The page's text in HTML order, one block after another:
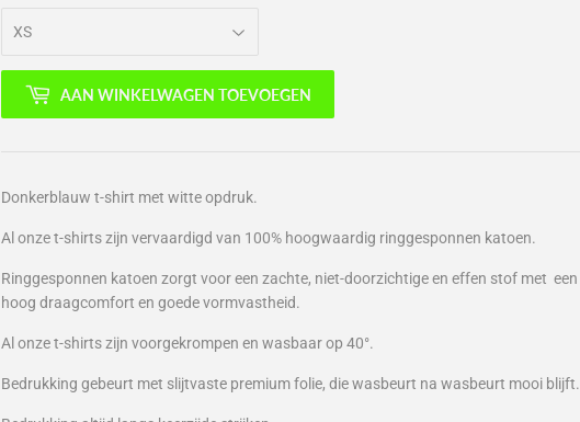
AAN WINKELWAGEN TOEVOEGEN
Donkerblauw t-shirt met witte opdruk.
Al onze t-shirts zijn vervaardigd van 100% hoogwaardig ringgesponnen katoen.
Ringgesponnen katoen zorgt voor een zachte, niet-doorzichtige en effen stof met een
hoog draagcomfort en goede vormvastheid.
Al onze t-shirts zijn voorgekrompen en wasbaar op 40°.
Bedrukking gebeurt met slijtvaste premium folie, die wasbeurt na wasbeurt mooi blijft.